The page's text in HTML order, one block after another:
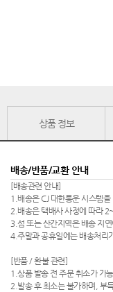
상품 정보
배송/반품/교환 안내
[배송관련 안내]
1.배송은 CJ 대한통운 시스템을
2.배송은 택배사 사정에 따라
3.섬 또는 산간지역은 배송 지
4.주말과 공휴일에는 배송처리
[반품 / 환불 관련]
1.상품 발송 전 주문 취소가 가
2.발송 후 최소는 불가하며, 부